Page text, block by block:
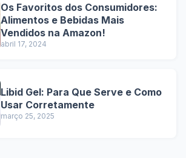
Os Favoritos dos Consumidores:
Alimentos e Bebidas Mais
Vendidos na Amazon!
abril 17, 2024
Libid Gel: Para Que Serve e Como
Usar Corretamente
março 25, 2025